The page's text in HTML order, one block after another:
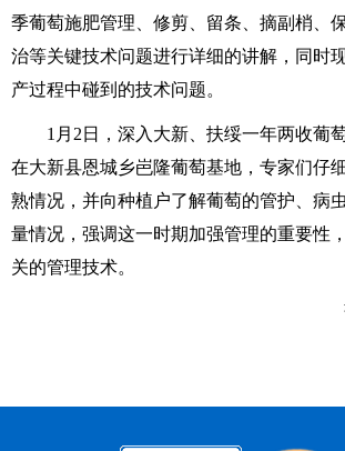
季葡萄施肥管理、修剪、留条、摘副梢、
治等关键技术问题进行详细的讲解，同时
产过程中碰到的技术问题。
1 月 2 日
，深入大新、扶绥一年两收葡
在大新县恩城乡岜隆葡萄基地，专家们仔
熟情况，并向种植户了解葡萄的管护、病
量情况，强调这一时期加强管理的重要性
关的管理技术。